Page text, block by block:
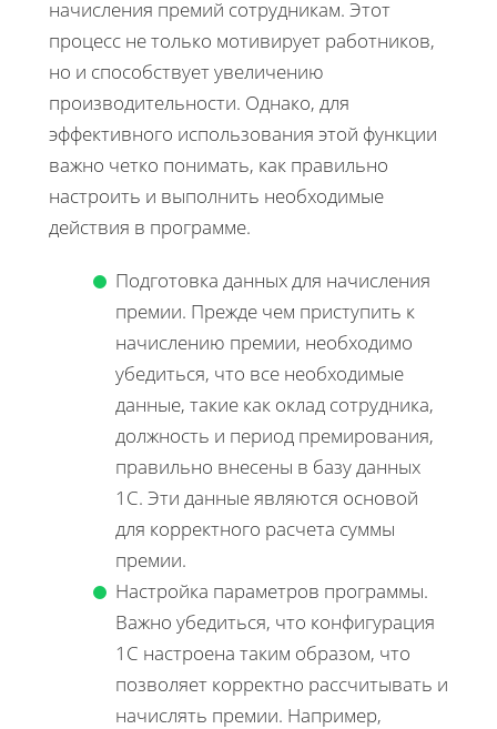
начисления премий сотрудникам. Этот
процесс не только мотивирует работников,
но и способствует увеличению
производительности. Однако, для
эффективного использования этой функции
важно четко понимать, как правильно
настроить и выполнить необходимые
действия в программе.
Подготовка данных для начисления
премии. Прежде чем приступить к
начислению премии, необходимо
убедиться, что все необходимые
данные, такие как оклад сотрудника,
должность и период премирования,
правильно внесены в базу данных
1С. Эти данные являются основой
для корректного расчета суммы
премии.
Настройка параметров программы.
Важно убедиться, что конфигурация
1С настроена таким образом, что
позволяет корректно рассчитывать и
начислять премии. Например,